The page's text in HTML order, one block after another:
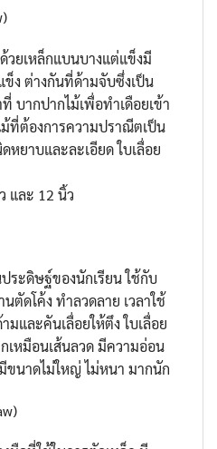
วยเหล็กแบนบางแต่แข็งมี
ง ต่างกันที่ด้ามจับซึ่งเป็น
บากปากไม้เพื่อทำเดือยเข้า
ที่ต้องการความปราณีตเป็น
ยาบและละเอียด ใบเลื่อย
และ 12 นิ้ว
ระดิษฐ์ของนักเรียน ใช้กับ
ตัดโค้ง ทำลวดลาย เวลาใช้
มและคันเลื่อยให้ตึง ใบเลื่อย
เหมือนเส้นลวด มีความอ่อน
ขนาดไม่ใหญ่ ไม่หนา มากนัก